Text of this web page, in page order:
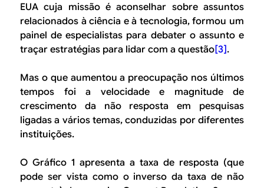
EUA cuja missão é aconselhar sobre assuntos
relacionados à ciência e à tecnologia, formou um
painel de especialistas para debater o assunto e
traçar estratégias para lidar com a questão[3].
Mas o que aumentou a preocupação nos últimos
tempos foi a velocidade e magnitude de
crescimento da não resposta em pesquisas
ligadas a vários temas, conduzidas por diferentes
instituições.
O Gráfico 1 apresenta a taxa de resposta (que
pode ser vista como o inverso da taxa de não